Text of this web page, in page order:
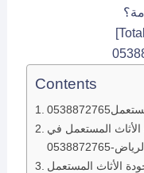
]
Contents
المستعمل في
0538872765
الأثاث المستعمل